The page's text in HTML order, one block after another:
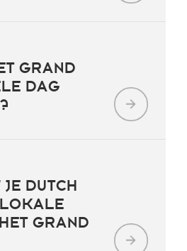
GRAND
DAG
DUTCH
GRAND